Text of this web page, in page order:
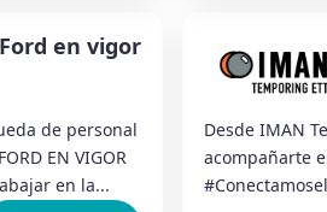
en vigor
de personal
EN VIGOR
en la...
Desde IMAN
acompañarte